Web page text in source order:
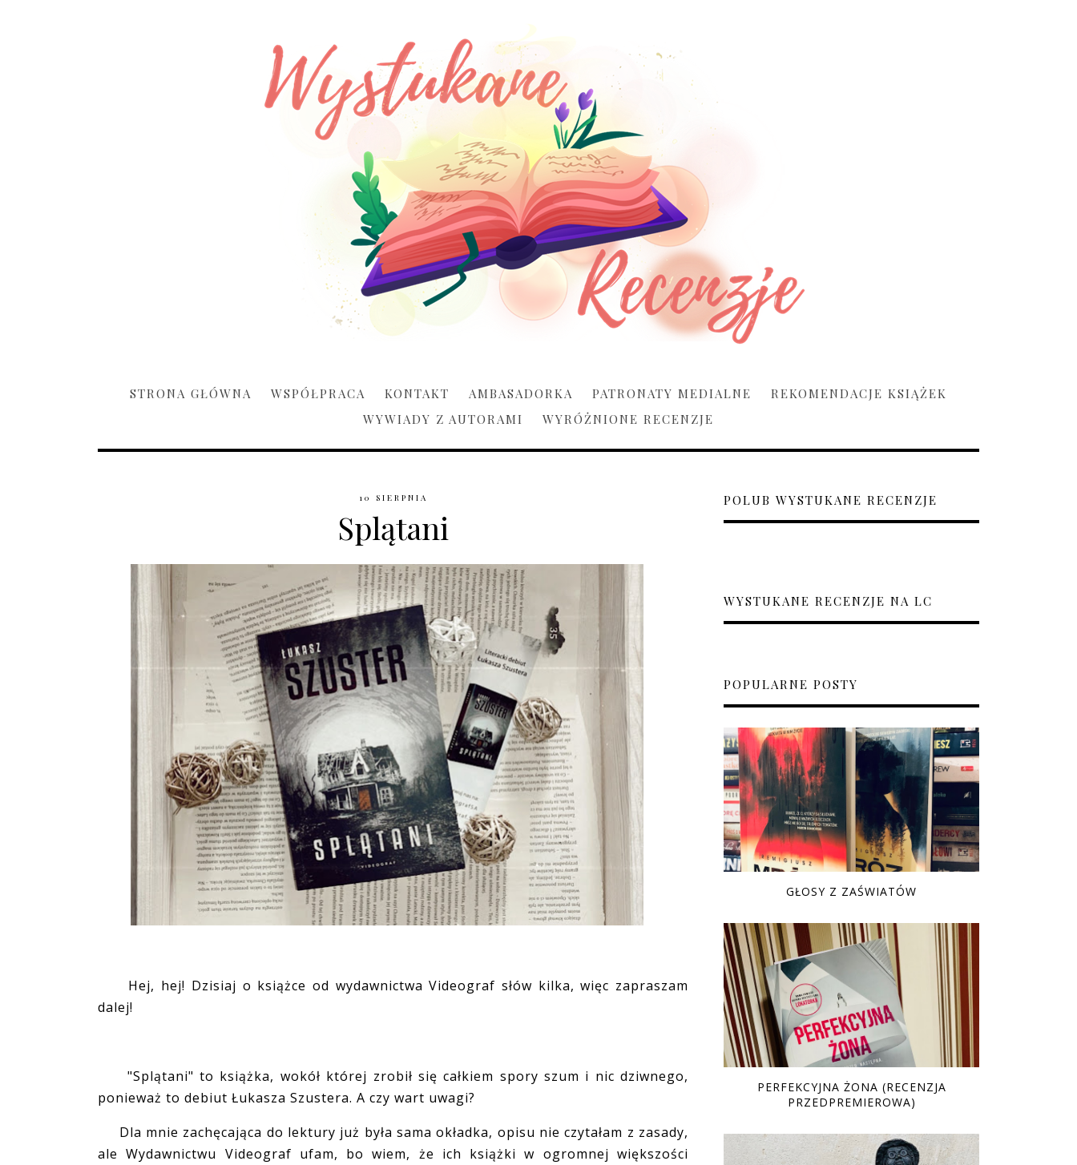
STRONA GŁÓWNA WSPÓŁPRACA KONTAKT AMBASADORKA PATRONATY MEDIALNE
REKOMENDACJE KSIĄŻEK
WYWIADY Z AUTORAMI
WYRÓŻNIONE RECENZJE
10 SIERPNIA
Splątani
Hej, hej! Dzisiaj o książce od wydawnictwa Videograf słów kilka, więc zapraszam
dalej!
"Splątani" to książka, wokół której zrobił się całkiem spory szum i nic dziwnego,
ponieważ to debiut Łukasza Szustera. A czy wart uwagi?
Dla mnie zachęcająca do lektury już była sama okładka, opisu nie czytałam z zasady,
ale Wydawnictwu Videograf ufam, bo wiem, że ich książki w ogromnej większości
POLUB WYSTUKANE RECENZJE
WYSTUKANE RECENZJE NA LC
POPULARNE POSTY
GŁOSY Z ZAŚWIATÓW
PERFEKCYJNA ŻONA (RECENZJA
PRZEDPREMIEROWA)